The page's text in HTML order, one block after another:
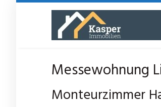
Messewohnung
Monteurzimmer